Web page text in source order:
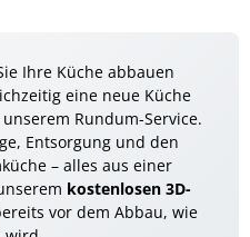
Ihre Küche abbauen
eine neue Küche
Rundum-Service.
Entsorgung und den
– alles aus einer
kostenlosen 3D-
vor dem Abbau, wie